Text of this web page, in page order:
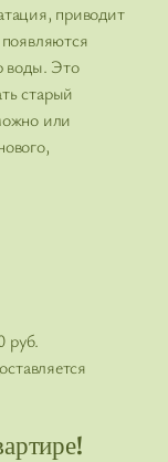
приводит
воды. Это
старый
или
руб.